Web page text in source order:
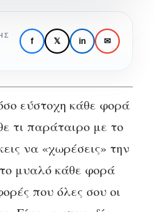
f 𝕏 in ✉
εύστοχη κάθε φορά
τι παράταιρο με το
να «χωρέσεις» την
το μυαλό κάθε φορά
που όλες σου οι